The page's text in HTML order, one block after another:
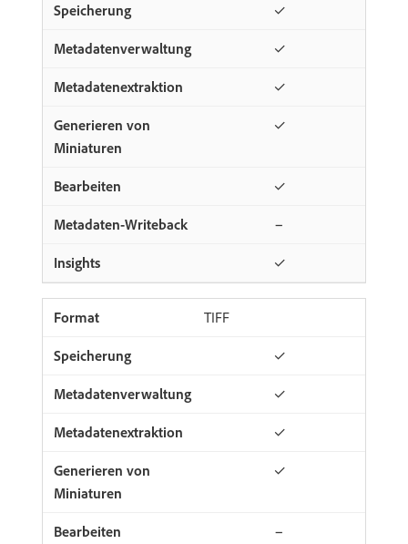
✓
✓
✓
✓
✓
−
✓
TIFF
✓
✓
✓
✓
−